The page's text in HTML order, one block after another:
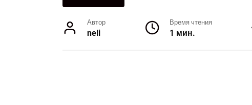
Автор
neli
Время чтения
1 мин.